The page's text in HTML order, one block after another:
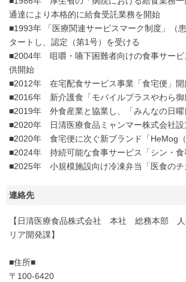
通達により本格的に給食受託業務を開始
■1993年 「医療関連サービスマーク制度」（
タートし、認定（第1号）を受ける
■2004年 咀嚼・嚥下困難者向けの食事サービ
供開始
■2012年 在宅配食サービス事業「食宅便」開
■2016年 新介護食「モバイルプラスやわら御
■2019年 外食産業と協業し、「みんなの日曜
■2020年 日清医療食品ミャンマー株式会社設
■2020年 食宅便に次ぐ新ブランド「HeMog
■2024年 持続可能な食事サービス「シン・食
■2025年 小規模施設向け冷凍弁当「医食のチ
連絡先
【日清医療食品株式会社 本社 総務本部
リア開発課】
■住所■
〒100-6420